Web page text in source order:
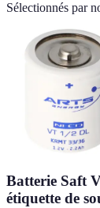
Sélectionnés par
Batterie Saft
étiquette de